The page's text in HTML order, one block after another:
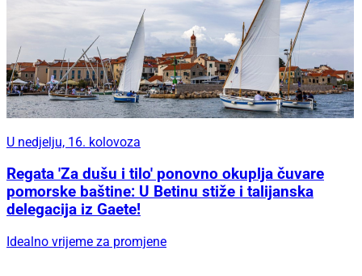
U nedjelju, 16. kolovoza
Regata 'Za dušu i tilo' ponovno okuplja čuvare
pomorske baštine: U Betinu stiže i talijanska
delegacija iz Gaete!
Idealno vrijeme za promjene